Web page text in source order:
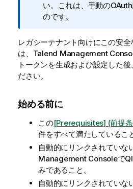
い。これは、手動の
のです。
レガシーテナント向けにこの安
は、 Talend Management
トークンを生成および設定した
ださい。
始める前に
この[Prerequisites] (前提
件をすべて満たしているこ
自動的にリンクされていな
Management Consoleで
みであること。
自動的にリンクされていな